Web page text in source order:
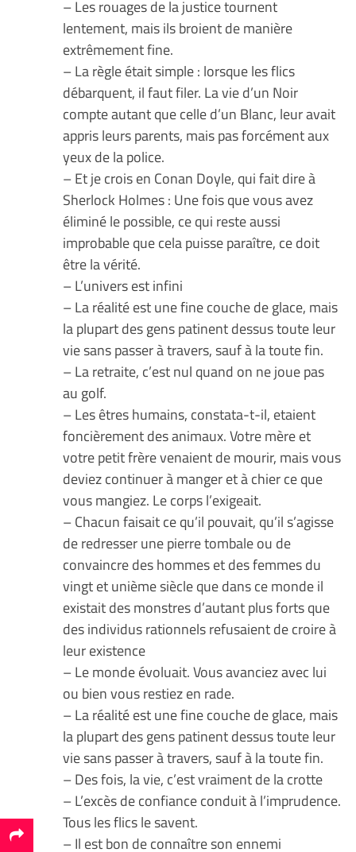
– Les rouages de la justice tournent
lentement, mais ils broient de manière
extrêmement fine.
– La règle était simple : lorsque les flics
débarquent, il faut filer. La vie d’un Noir
compte autant que celle d’un Blanc, leur avait
appris leurs parents, mais pas forcément aux
yeux de la police.
– Et je crois en Conan Doyle, qui fait dire à
Sherlock Holmes : Une fois que vous avez
éliminé le possible, ce qui reste aussi
improbable que cela puisse paraître, ce doit
être la vérité.
– L’univers est infini
– La réalité est une fine couche de glace, mais
la plupart des gens patinent dessus toute leur
vie sans passer à travers, sauf à la toute fin.
– La retraite, c’est nul quand on ne joue pas
au golf.
– Les êtres humains, constata-t-il, etaient
foncièrement des animaux. Votre mère et
votre petit frère venaient de mourir, mais vous
deviez continuer à manger et à chier ce que
vous mangiez. Le corps l’exigeait.
– Chacun faisait ce qu’il pouvait, qu’il s’agisse
de redresser une pierre tombale ou de
convaincre des hommes et des femmes du
vingt et unième siècle que dans ce monde il
existait des monstres d’autant plus forts que
des individus rationnels refusaient de croire à
leur existence
– Le monde évoluait. Vous avanciez avec lui
ou bien vous restiez en rade.
– La réalité est une fine couche de glace, mais
la plupart des gens patinent dessus toute leur
vie sans passer à travers, sauf à la toute fin.
– Des fois, la vie, c’est vraiment de la crotte
– L’excès de confiance conduit à l’imprudence.
Tous les flics le savent.
– Il est bon de connaître son ennemi